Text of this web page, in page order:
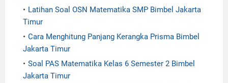
Latihan Soal OSN Matematika SMP Bimbel Jakarta
Timur
Cara Menghitung Panjang Kerangka Prisma Bimbel
Jakarta Timur
Soal PAS Matematika Kelas 6 Semester 2 Bimbel
Jakarta Timur